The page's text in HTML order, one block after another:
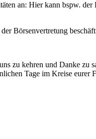
an: Hier kann bspw.
Börsenvertretung
zu kehren und Danke
Tage im Kreise